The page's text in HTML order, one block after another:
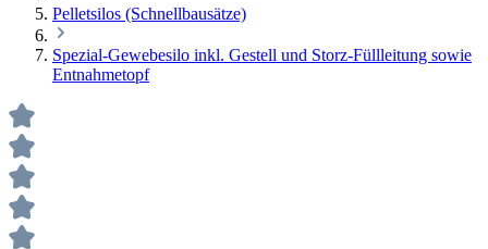
Pelletsilos (Schnellbausätze)
Spezial-Gewebesilo inkl. Gestell und Storz-Füllleitung sowie
Entnahmetopf